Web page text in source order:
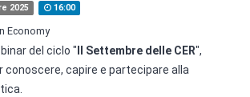
2025 16:00
Economy
del ciclo " Il Settembre delle CER",
capire e partecipare alla